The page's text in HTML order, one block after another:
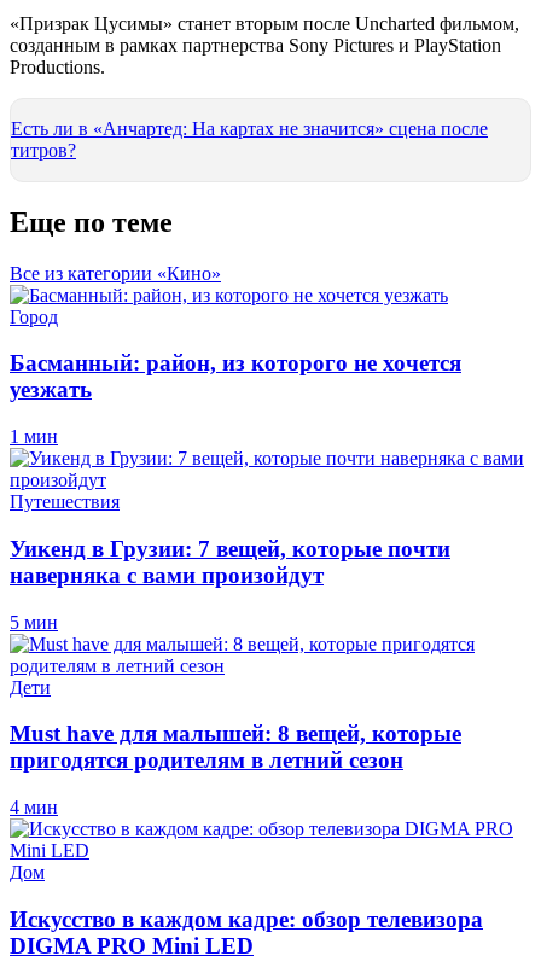
«Призрак Цусимы» станет вторым после Uncharted фильмом,
созданным в рамках партнерства Sony Pictures и PlayStation
Productions.
Есть ли в «Анчартед: На картах не значится» сцена после
титров?
Еще по теме
Все из категории «Кино»
Город
Басманный: район, из которого не хочется
уезжать
1 мин
Путешествия
Уикенд в Грузии: 7 вещей, которые почти
наверняка с вами произойдут
5 мин
Дети
Must have для малышей: 8 вещей, которые
пригодятся родителям в летний сезон
4 мин
Дом
Искусство в каждом кадре: обзор телевизора
DIGMA PRO Mini LED